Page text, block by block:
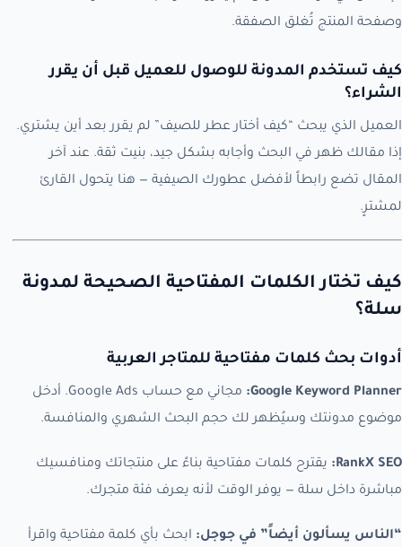
وصفحة المنتج تُغلق الصفقة.
كيف تستخدم المدونة للوصول للعميل قبل أن يقرر
الشراء؟
العميل الذي يبحث “كيف أختار عطر للصيف” لم يقرر بعد أين يشتري.
إذا مقالك ظهر في البحث وأجابه بشكل جيد، بنيت ثقة. عند آخر
المقال تضع رابطاً لأفضل عطورك الصيفية — هنا يتحول القارئ
لمشترٍ.
كيف تختار الكلمات المفتاحية الصحيحة لمدونة
سلة؟
أدوات بحث كلمات مفتاحية للمتاجر العربية
Google Keyword Planner:
مجاني مع حساب Google Ads. أدخل
موضوع مدونتك وسيُظهر لك حجم البحث الشهري والمنافسة.
RankX SEO:
يقترح كلمات مفتاحية بناءً على منتجاتك ومنافسيك
مباشرة داخل سلة — يوفر الوقت لأنه يعرف فئة متجرك.
“الناس يسألون أيضاً” في جوجل: ابحث بأي كلمة مفتاحية واقرأ